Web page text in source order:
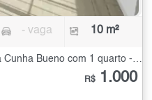
- vaga 10 m²
R$ 1.000